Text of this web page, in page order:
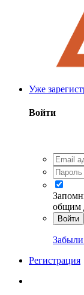
Уже
Войти
общим
Войти
Регистрация